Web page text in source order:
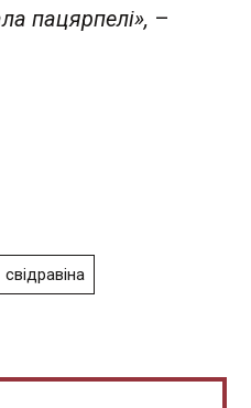
пацярпелі», –
свідравіна